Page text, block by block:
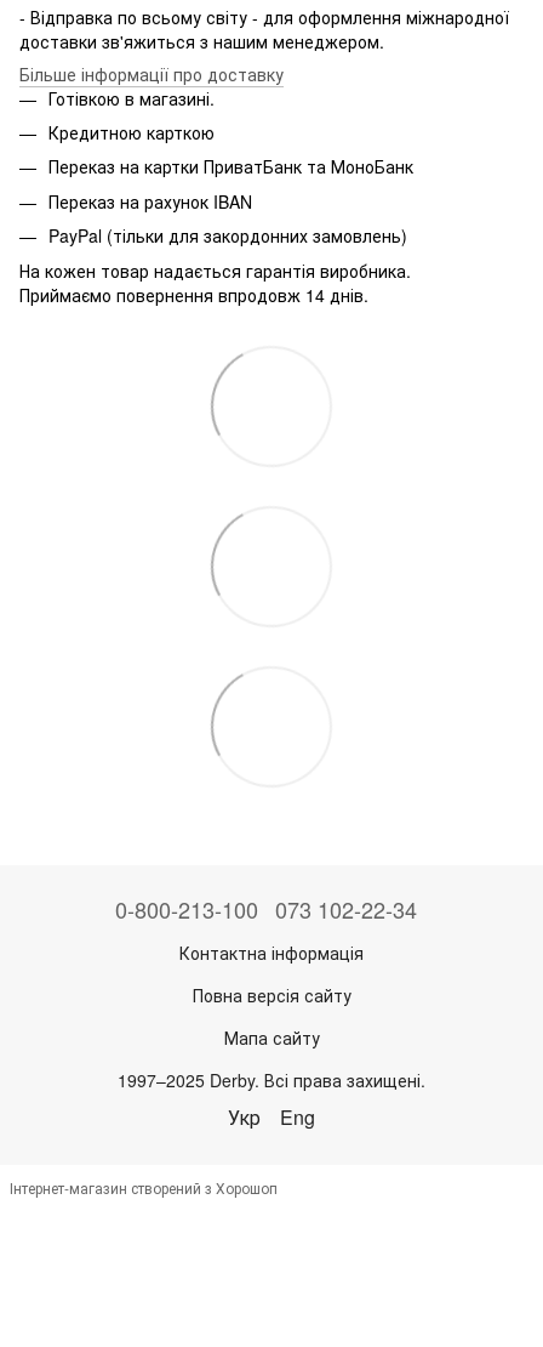
- Відправка по всьому світу - для оформлення міжнародної
доставки зв'яжиться з нашим менеджером.
Більше інформації про доставку
Готівкою в магазині.
Кредитною карткою
Переказ на картки ПриватБанк та МоноБанк
Переказ на рахунок IBAN
PayPal (тільки для закордонних замовлень)
На кожен товар надається гарантія виробника.
Приймаємо повернення впродовж 14 днів.
0-800-213-100 073 102-22-34
Контактна інформація
Повна версія сайту
Мапа сайту
1997–2025 Derby. Всі права захищені.
Укр Eng
Інтернет-магазин створений з Хорошоп